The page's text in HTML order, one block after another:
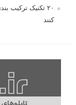
۲۰ تکنیک
کنند